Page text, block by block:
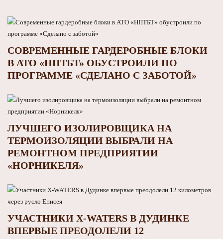
СОВРЕМЕННЫЕ ГАРДЕРОБНЫЕ БЛОКИ
В АТО «НПТБТ» ОБУСТРОИЛИ ПО
ПРОГРАММЕ «СДЕЛАНО С ЗАБОТОЙ»
ЛУЧШЕГО ИЗОЛИРОВЩИКА НА
ТЕРМОИЗОЛЯЦИИ ВЫБРАЛИ НА
РЕМОНТНОМ ПРЕДПРИЯТИИ
«НОРНИКЕЛЯ»
УЧАСТНИКИ X-WATERS В ДУДИНКЕ
ВПЕРВЫЕ ПРЕОДОЛЕЛИ 12